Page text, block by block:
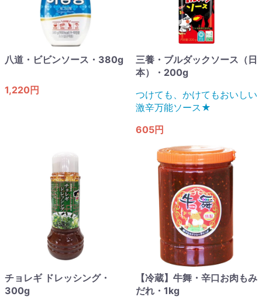
八道・ビビンソース・380g
1,220円
三養・ブルダックソース（日
本）・200g
つけても、かけてもおいしい
激辛万能ソース★
605円
チョレギ ドレッシング・
300g
【冷蔵】牛舞・辛口お肉もみ
だれ・1kg